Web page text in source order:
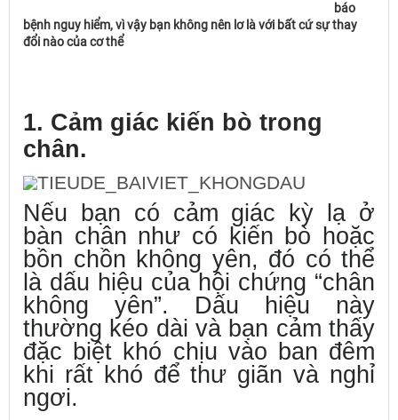
báo
bệnh nguy hiểm, vì vậy bạn không nên lơ là với bất cứ sự thay
đổi nào của cơ thể
1. Cảm giác kiến bò trong
chân.
Nếu bạn có cảm giác kỳ lạ ở
bàn chân như có kiến bò hoặc
bồn chồn không yên, đó có thể
là dấu hiệu của hội chứng “chân
không yên”. Dấu hiệu này
thường kéo dài và bạn cảm thấy
đặc biệt khó chịu vào ban đêm
khi rất khó để thư giãn và nghỉ
ngơi.